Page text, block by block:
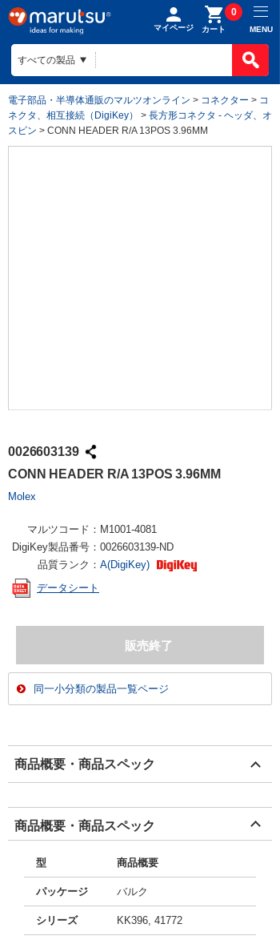
マイページ カート
0
MENU
電子部品・半導体通販のマルツオンライン > コネクター > コ
ネクタ、相互接続（DigiKey）
> 長方形コネクタ - ヘッダ、オ
スピン > CONN HEADER R/A 13POS 3.96MM
0026603139
CONN HEADER R/A 13POS 3.96MM
Molex
マルツコード： M1001-4081
DigiKey製品番号： 0026603139-ND
品質ランク： A(DigiKey)
データシート
同一小分類の製品一覧ページ
商品概要・商品スペック
商品概要・商品スペック
型 商品概要
パッケージ バルク
シリーズ KK396, 41772